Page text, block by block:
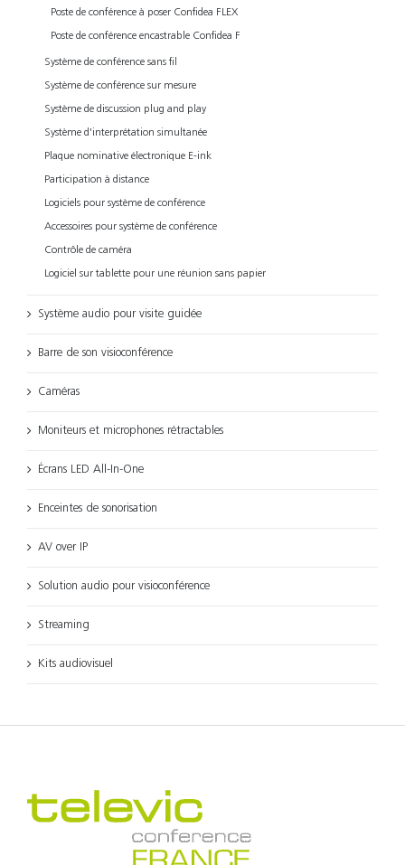
Poste de conférence à poser Confidea FLEX
Poste de conférence encastrable Confidea F
Système de conférence sans fil
Système de conférence sur mesure
Système de discussion plug and play
Système d'interprétation simultanée
Plaque nominative électronique E-ink
Participation à distance
Logiciels pour système de conférence
Accessoires pour système de conférence
Contrôle de caméra
Logiciel sur tablette pour une réunion sans papier
Système audio pour visite guidée
Barre de son visioconférence
Caméras
Moniteurs et microphones rétractables
Écrans LED All-In-One
Enceintes de sonorisation
AV over IP
Solution audio pour visioconférence
Streaming
Kits audiovisuel